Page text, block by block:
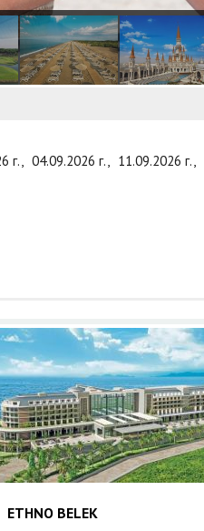
г., 04.09.2026 г., 11.09.2026 г.,
ETHNO BELEK